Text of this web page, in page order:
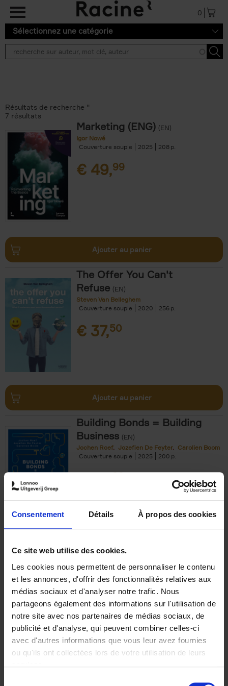
Consentement Détails À propos des cookies
Ce site web utilise des cookies.
Les cookies nous permettent de personnaliser le contenu
et les annonces, d'offrir des fonctionnalités relatives aux
médias sociaux et d'analyser notre trafic. Nous
partageons également des informations sur l'utilisation de
notre site avec nos partenaires de médias sociaux, de
publicité et d'analyse, qui peuvent combiner celles-ci
avec d'autres informations que vous leur avez fournies
ou qu'ils ont collectées lors de votre utilisation de leurs
Aller au contenu principal
0
Sélectionnez une catégorie
Résultats de recherche ''
7 résultats
Marketing (ENG) (EN)
Igor Nowé
Couverture souple
2025 208
€ 49,99
Ajouter au panier
The Offer You Can't
Refuse (EN)
Steven Van Belleghem
Couverture souple
2020 256
€ 37,50
Ajouter au panier
Building Bonds = Building
Business (EN)
Jochen Roef Jozefien De Feyter
Carolien Boom
Couverture souple
2025 200
€29,99
Optichannel Retail. Beyond
the Digital Hysteria
Gino Van Ossel
Autre finition
2019 350
€29,99